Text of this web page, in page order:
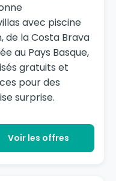
avec piscine
de la Costa Brava
au Pays Basque,
gratuits et
pour des
surprise.
Voir les offres